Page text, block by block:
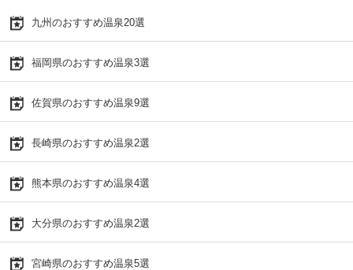
九州のおすすめ温泉20選
福岡県のおすすめ温泉3選
佐賀県のおすすめ温泉9選
長崎県のおすすめ温泉2選
熊本県のおすすめ温泉4選
大分県のおすすめ温泉2選
宮崎県のおすすめ温泉5選